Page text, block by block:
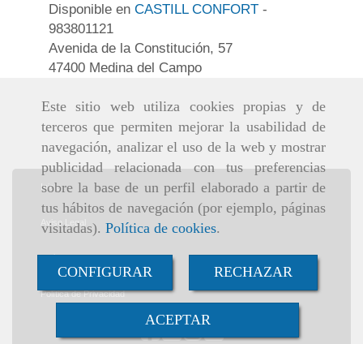
Este sitio web utiliza cookies propias y de
terceros que permiten mejorar la usabilidad de
navegación, analizar el uso de la web y mostrar
publicidad relacionada con tus preferencias
sobre la base de un perfil elaborado a partir de
tus hábitos de navegación (por ejemplo, páginas
visitadas). Política de cookies.
CONFIGURAR RECHAZAR
ACEPTAR
Disponible en CASTILL CONFORT -
983801121
Avenida de la Constitución, 57
47400 Medina del Campo
Inicio
Aviso Legal
Política de cookies
Política de Privacidad